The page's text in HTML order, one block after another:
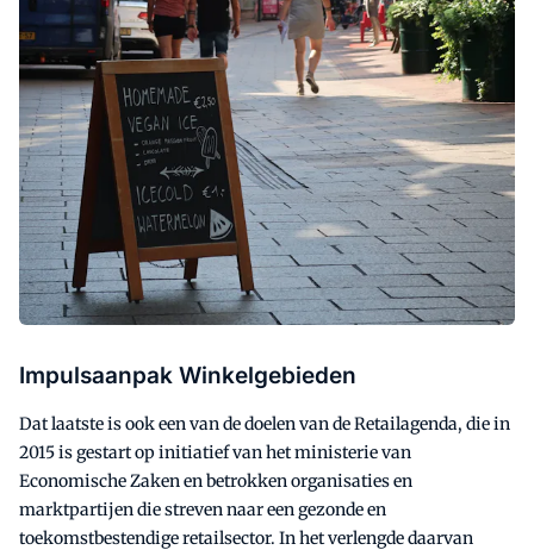
Impulsaanpak Winkelgebieden
Dat laatste is ook een van de doelen van de Retailagenda, die in
2015 is gestart op initiatief van het ministerie van
Economische Zaken en betrokken organisaties en
marktpartijen die streven naar een gezonde en
toekomstbestendige retailsector. In het verlengde daarvan